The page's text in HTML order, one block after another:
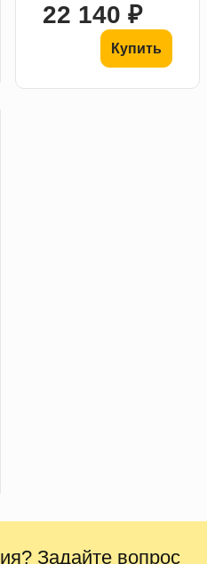
22 140 ₽
Купить
Задайте вопрос